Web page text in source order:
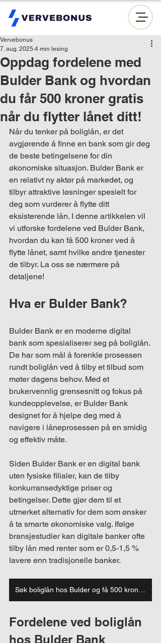
Oppdag fordelene med
Bulder Bank og hvordan
du får 500 kroner gratis
når du flytter lånet ditt!
Vervebonus
7. aug. 2025 4 min lesing
Når du tenker på boliglån, er det
avgjørende å finne en bank som gir deg
de beste betingelsene for din
økonomiske situasjon. Bulder Bank er
en relativt ny aktør på markedet, og
tilbyr attraktive løsninger spesielt for
deg som vurderer å flytte ditt
eksisterende lån. I denne artikkelen vil
vi utforske fordelene ved Bulder Bank,
hvordan du kan få 500 kroner ved å
flytte lånet, samt hvilke andre tjenester
de tilbyr. La oss se nærmere på
detaljene!
Hva er Bulder Bank?
Bulder Bank er en moderne digital
bank som spesialiserer seg på boliglån.
De har som mål å forenkle prosessen
rundt boliglån ved å tilby et tilbud som
møter dagens behov. Med et
brukervennlig grensesnitt og fokus på
kundeopplevelse, er Bulder Bank
designet for å hjelpe deg med å
navigere i låneprosessen på en smidig
og effektiv måte.
Siden Bulder Bank er en digital bank
uten fysiske filialer, kan de tilby
konkurransedyktige priser og
betingelser. Dette gjør dem til et
utmerket alternativ for dem som ønsker
å ta smarte økonomiske valg. Ifølge
bransjestudier kan digitale banker ofte
tilby lån med renter som er 0,5-1,5 %
lavere enn tradisjonelle banker.
Fordelene ved boliglån
hos Bulder Bank